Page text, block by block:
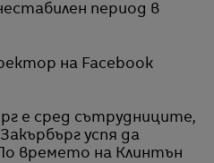
период в
на Facebook
е сред сътрудниците,
успя да
времето на Клинтън